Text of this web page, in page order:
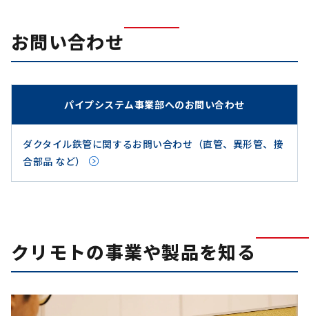
お問い合わせ
パイプシステム事業部へのお問い合わせ
ダクタイル鉄管に関するお問い合わせ（直管、異形管、接
合部品 など）
クリモトの事業や製品を知る